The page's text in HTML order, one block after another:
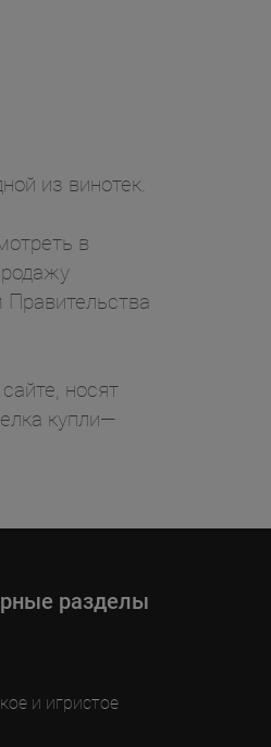
из винотек.
в
носят
купли—
разделы
и игристое